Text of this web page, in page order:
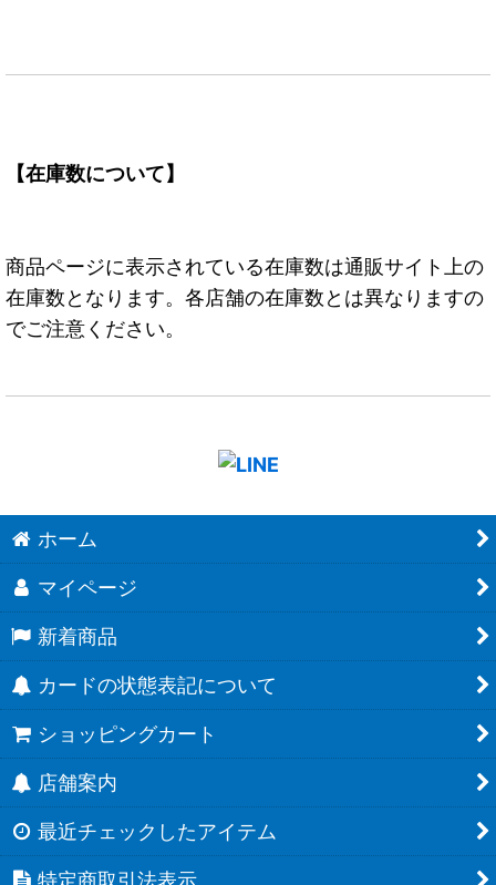
【在庫数について】
商品ページに表示されている在庫数は通販サイト上の
在庫数となります。各店舗の在庫数とは異なりますの
でご注意ください。
ホーム
マイページ
新着商品
カードの状態表記について
ショッピングカート
店舗案内
最近チェックしたアイテム
特定商取引法表示